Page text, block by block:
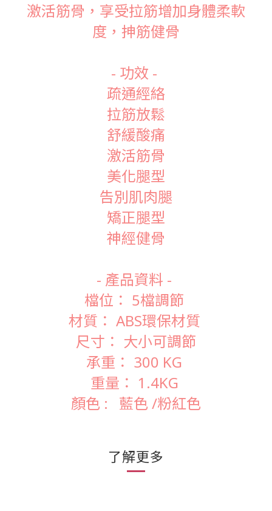
激活筋骨，享受拉筋增加身體柔軟
度，抻筋健骨
- 功效 -
疏通經絡
拉筋放鬆
舒緩酸痛
激活筋骨
美化腿型
告別肌肉腿
矯正腿型
神經健骨
- 產品資料 -
檔位： 5檔調節
材質： ABS環保材質
尺寸： 大小可調節
承重： 300 KG
重量： 1.4KG
顏色 : 藍色 /粉紅色
了解更多